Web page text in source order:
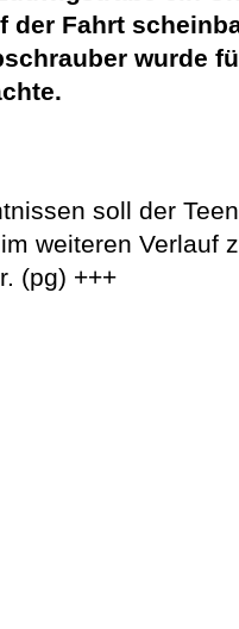
der Fahrt
wurde
soll der
weiteren Verlauf
(pg) +++